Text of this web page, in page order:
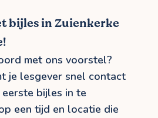
bijles in Zuienkerke
met ons voorstel?
je lesgever snel contact
bijles in te
een tijd en locatie die